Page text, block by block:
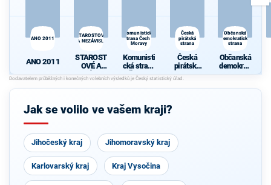
ANO 2011
ANO 2011
STAROSTOVÉ
A NEZÁVISLÍ
STAROST
OVÉ A
NEZÁVISL
Í
Komunistická
strana Čech a
Moravy
Komunisti
cká strana
Čech a
Moravy
Česká
pirátská
strana
Česká
pirátská
strana
Občanská
demokratická
strana
Občanská
demokrati
cká strana
Jak se volilo ve vašem kraji?
Jihočeský kraj Jihomoravský kraj
Karlovarský kraj Kraj Vysočina